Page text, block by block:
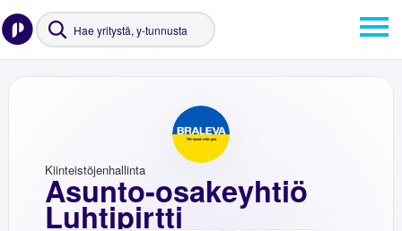
Asunto-osakeyhtiö
Luhtipirtti
Kiinteistöjenhallinta